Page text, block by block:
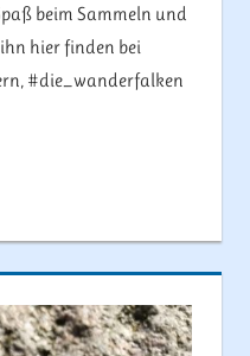
beim Sammeln und
hier finden bei
#die_wanderfalken